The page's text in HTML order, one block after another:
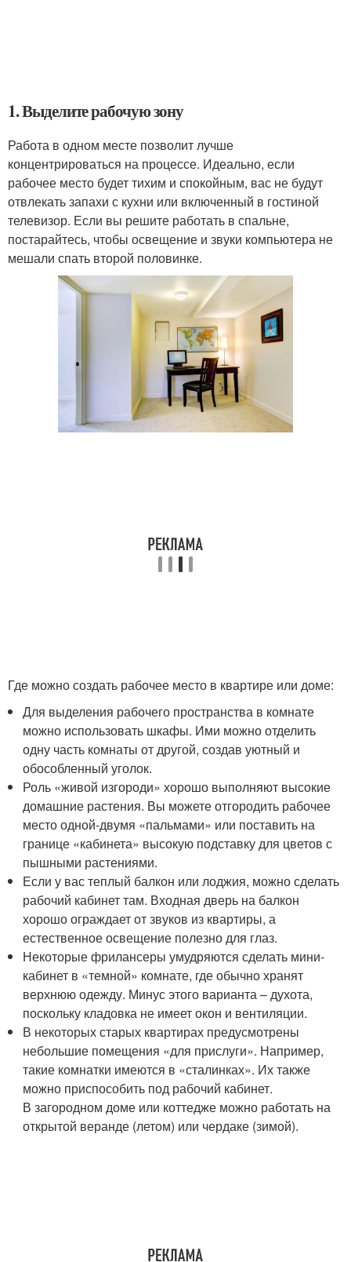
1. Выделите рабочую зону
Работа в одном месте позволит лучше
концентрироваться на процессе. Идеально, если
рабочее место будет тихим и спокойным, вас не будут
отвлекать запахи с кухни или включенный в гостиной
телевизор. Если вы решите работать в спальне,
постарайтесь, чтобы освещение и звуки компьютера не
мешали спать второй половинке.
Где можно создать рабочее место в квартире или доме:
Для выделения рабочего пространства в комнате
можно использовать шкафы. Ими можно отделить
одну часть комнаты от другой, создав уютный и
обособленный уголок.
Роль «живой изгороди» хорошо выполняют высокие
домашние растения. Вы можете отгородить рабочее
место одной-двумя «пальмами» или поставить на
границе «кабинета» высокую подставку для цветов с
пышными растениями.
Если у вас теплый балкон или лоджия, можно сделать
рабочий кабинет там. Входная дверь на балкон
хорошо ограждает от звуков из квартиры, а
естественное освещение полезно для глаз.
Некоторые фрилансеры умудряются сделать мини-
кабинет в «темной» комнате, где обычно хранят
верхнюю одежду. Минус этого варианта – духота,
поскольку кладовка не имеет окон и вентиляции.
В некоторых старых квартирах предусмотрены
небольшие помещения «для прислуги». Например,
такие комнатки имеются в «сталинках». Их также
можно приспособить под рабочий кабинет.
В загородном доме или коттедже можно работать на
открытой веранде (летом) или чердаке (зимой).